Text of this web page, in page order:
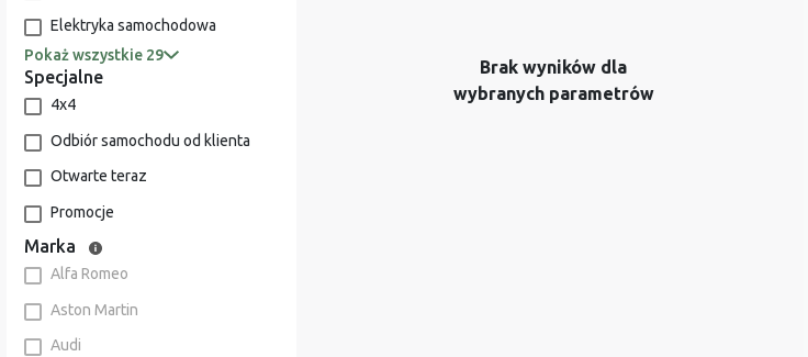
Elektryka samochodowa
Pokaż wszystkie 29
Specjalne
4x4
Odbiór samochodu od klienta
Otwarte teraz
Promocje
Marka
Alfa Romeo
Aston Martin
Audi
Brak wyników dla
wybranych parametrów